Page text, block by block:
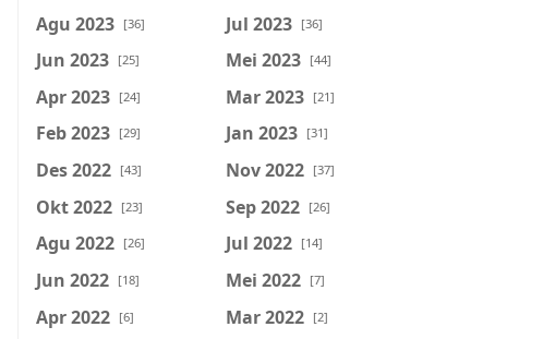
Agu 2023 [36] Jul 2023 [36]
Jun 2023 [25] Mei 2023 [44]
Apr 2023 [24] Mar 2023 [21]
Feb 2023 [29] Jan 2023 [31]
Des 2022 [43] Nov 2022 [37]
Okt 2022 [23] Sep 2022 [26]
Agu 2022 [26] Jul 2022 [14]
Jun 2022 [18] Mei 2022 [7]
Apr 2022 [6] Mar 2022 [2]